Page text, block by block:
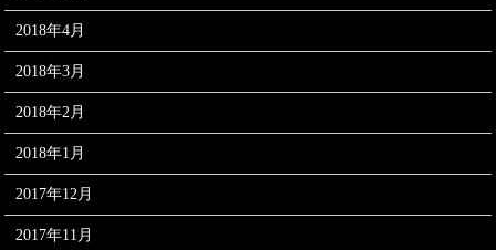
2018年4月
2018年3月
2018年2月
2018年1月
2017年12月
2017年11月